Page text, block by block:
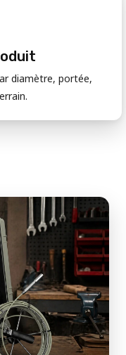
diamètre, portée,